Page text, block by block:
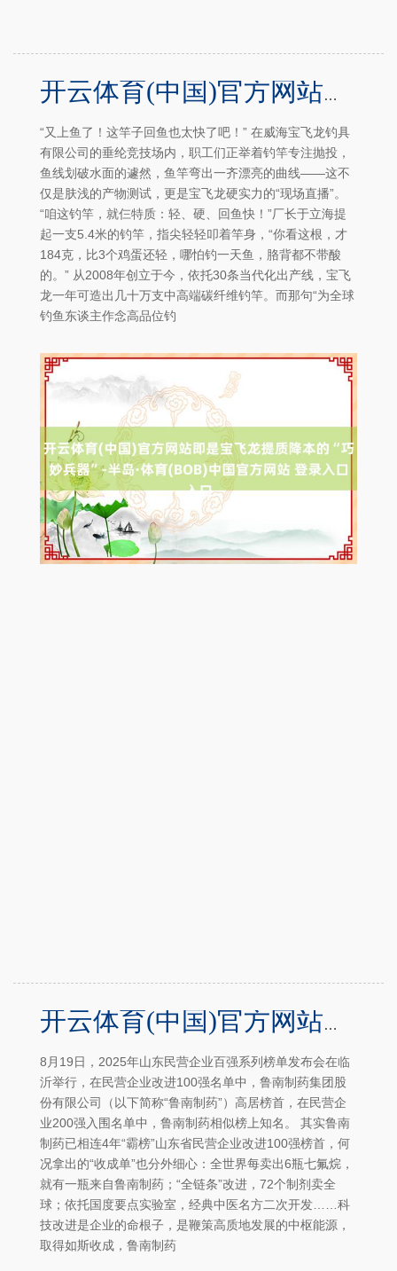
开云体育(中国)官方网站即是宝飞龙提质降本的“巧妙兵器”-半岛·体育(BOB)中国官方网站 登录入口
“又上鱼了！这竿子回鱼也太快了吧！” 在威海宝飞龙钓具
有限公司的垂纶竞技场内，职工们正举着钓竿专注抛投，
鱼线划破水面的遽然，鱼竿弯出一齐漂亮的曲线——这不
仅是肤浅的产物测试，更是宝飞龙硬实力的“现场直播”。
“咱这钓竿，就仨特质：轻、硬、回鱼快！”厂长于立海提
起一支5.4米的钓竿，指尖轻轻叩着竿身，“你看这根，才
184克，比3个鸡蛋还轻，哪怕钓一天鱼，胳背都不带酸
的。” 从2008年创立于今，依托30条当代化出产线，宝飞
龙一年可造出几十万支中高端碳纤维钓竿。而那句“为全球
钓鱼东谈主作念高品位钓
开云体育(中国)官方网站鲁南制药抓续保抓改进的诀要是什么？ 在鲁南制药-半岛·体育(BOB)中国官方网站 登录入口
8月19日，2025年山东民营企业百强系列榜单发布会在临
沂举行，在民营企业改进100强名单中，鲁南制药集团股
份有限公司（以下简称“鲁南制药”）高居榜首，在民营企
业200强入围名单中，鲁南制药相似榜上知名。 其实鲁南
制药已相连4年“霸榜”山东省民营企业改进100强榜首，何
况拿出的“收成单”也分外细心：全世界每卖出6瓶七氟烷，
就有一瓶来自鲁南制药；“全链条”改进，72个制剂卖全
球；依托国度要点实验室，经典中医名方二次开发……科
技改进是企业的命根子，是鞭策高质地发展的中枢能源，
取得如斯收成，鲁南制药